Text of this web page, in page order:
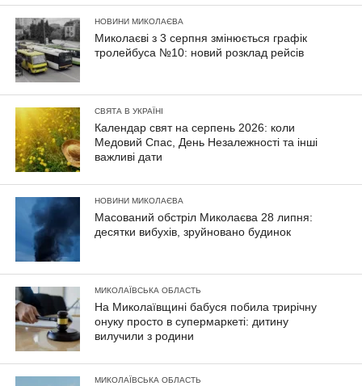
НОВИНИ МИКОЛАЄВА
Миколаєві з 3 серпня змінюється графік
тролейбуса №10: новий розклад рейсів
СВЯТА В УКРАЇНІ
Календар свят на серпень 2026: коли
Медовий Спас, День Незалежності та інші
важливі дати
НОВИНИ МИКОЛАЄВА
Масований обстріл Миколаєва 28 липня:
десятки вибухів, зруйновано будинок
МИКОЛАЇВСЬКА ОБЛАСТЬ
На Миколаївщині бабуся побила трирічну
онуку просто в супермаркеті: дитину
вилучили з родини
МИКОЛАЇВСЬКА ОБЛАСТЬ